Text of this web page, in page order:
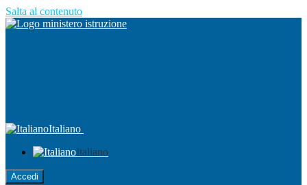
Salta al contenuto
Italiano
Italiano
Accedi